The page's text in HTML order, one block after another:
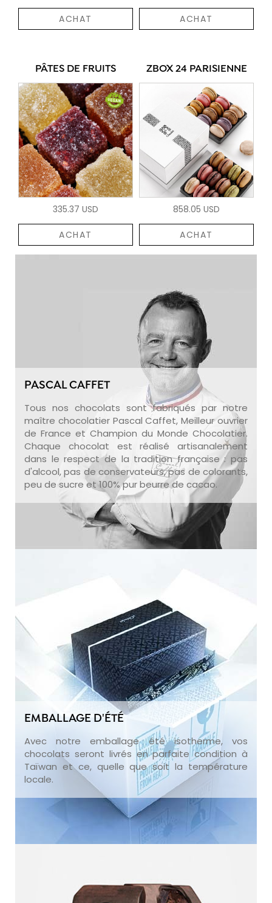
ACHAT ACHAT
PÂTES DE FRUITS
335.37 USD
ACHAT
ZBOX 24 PARISIENNE
858.05 USD
ACHAT
PASCAL CAFFET
Tous nos chocolats sont fabriqués par notre
maître chocolatier Pascal Caffet, Meilleur ouvrier
de France et Champion du Monde Chocolatier.
Chaque chocolat est réalisé artisanalement
dans le respect de la tradition française : pas
d'alcool, pas de conservateurs, pas de colorants,
peu de sucre et 100% pur beurre de cacao.
EMBALLAGE D'ÉTÉ
Avec notre emballage été isotherme, vos
chocolats seront livrés en parfaite condition à
Taïwan et ce, quelle que soit la température
locale.